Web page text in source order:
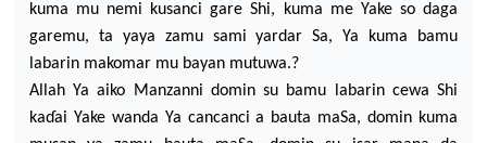
kuma mu nemi kusanci gare Shi, kuma me Yake so daga
garemu, ta yaya zamu sami yardar Sa, Ya kuma bamu
labarin makomar mu bayan mutuwa.?
Allah Ya aiko Manzanni domin su bamu labarin cewa Shi
kaɗai Yake wanda Ya cancanci a bauta maSa, domin kuma